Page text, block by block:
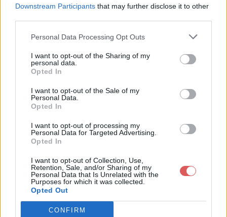
Downstream Participants that may further disclose it to other
Personal Data Processing Opt Outs
I want to opt-out of the Sharing of my
personal data.
Opted In
I want to opt-out of the Sale of my
Personal Data.
Opted In
I want to opt-out of processing my
Personal Data for Targeted Advertising.
Opted In
I want to opt-out of Collection, Use,
Retention, Sale, and/or Sharing of my
Personal Data that Is Unrelated with the
Purposes for which it was collected.
Opted Out
CONFIRM
Partager le fichier le_tourist.txt
sur le Web et les réseaux
sociaux:
Télécharger le fichier le_tourist.t